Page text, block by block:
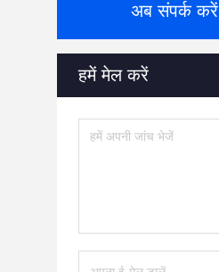
अब संपर्क करें
हमें मेल करें